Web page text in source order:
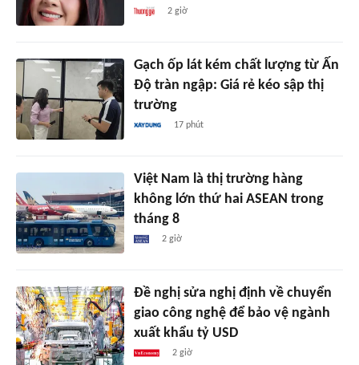
2 giờ
Gạch ốp lát kém chất lượng từ Ấn
Độ tràn ngập: Giá rẻ kéo sập thị
trường
17 phút
Việt Nam là thị trường hàng
không lớn thứ hai ASEAN trong
tháng 8
2 giờ
Đề nghị sửa nghị định về chuyển
giao công nghệ để bảo vệ ngành
xuất khẩu tỷ USD
2 giờ